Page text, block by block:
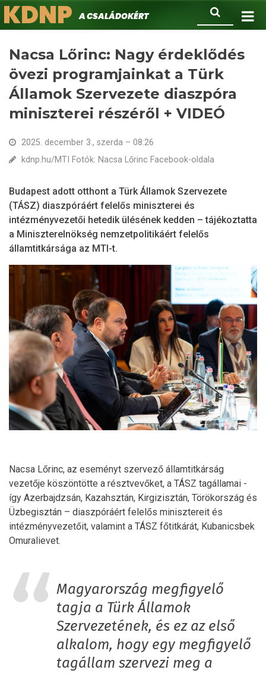
Ugrás
a
Keresés
KDNPA családokért.
Nacsa Lőrinc: Nagy érdeklődés
övezi programjainkat a Türk
Államok Szervezete diaszpóra
miniszterei részéről + VIDEÓ
2025. december 3., szerda – 08:26
kdnp.hu/MTI Fotók: Nacsa Lőrinc Facebook-oldala
Budapest adott otthont a Türk Államok Szervezete
(TÁSZ) diaszpóráért felelős miniszterei és
intézményvezetői hetedik ülésének kedden – tájékoztatta
a Miniszterelnökség nemzetpolitikáért felelős
államtitkársága az MTI-t.
Nacsa Lőrinc, az eseményt szervező államtitkárság
vezetője köszöntötte a résztvevőket, a TÁSZ tagállamai -
így Azerbajdzsán, Kazahsztán, Kirgizisztán, Törökország és
Üzbegisztán – diaszpóráért felelős minisztereit és
intézményvezetőit, valamint a TÁSZ főtitkárát, Kubanicsbek
Omuralievet.
Magyarország megfigyelő
tagja a Türk Államok
Szervezetének, és ez az első
alkalom, hogy egy megfigyelő
tagállam szervezi meg a